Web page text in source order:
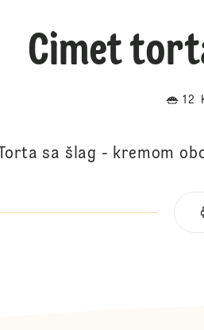
Cimet
12
Torta sa šlag - kremom